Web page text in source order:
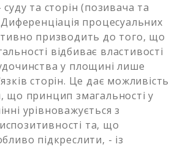
та сторін (позивача та
Диференціація процесуальних
призводить до того, що
відбиває властивості
у площині лише
сторін. Це дає можливість
що принцип змагальності у
урівноважується з
та, що
підкреслити, - із